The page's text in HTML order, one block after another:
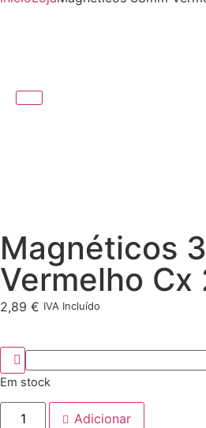
Magnéticos
Vermelho Cx
2,89 € IVA Incluído
Em stock
Adicionar